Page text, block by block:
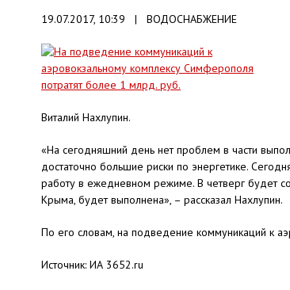
19.07.2017, 10:39 | ВОДОСНАБЖЕНИЕ
Виталий Нахлупин.
«На сегодняшний день нет проблем в части
достаточно большие риски по энергетике.
работу в ежедневном режиме. В четверг будет
Крыма, будет выполнена», – рассказал Нахлупин.
По его словам, на подведение коммуникаций к
Источник: ИА 3652.ru